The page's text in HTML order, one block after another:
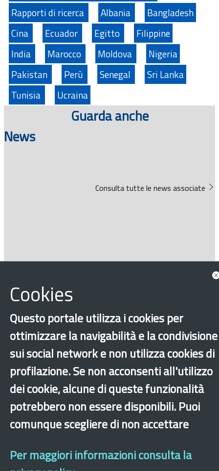
Rapporti di ricerca
Albania
Bangladesh
Cina
Ecuador Egitto
Filippine
India
Marocco Moldova
Nigeria
Pakistan
Perù Senegal
Sri Lanka
Tunisia
Ucraina
Guarda anche
News
Consulta tutte le news associate
Cookies
Questo portale utilizza i cookies per
ottimizzare la navigabilità e la condivisione
sui social network e non utilizza cookies di
profilazione. Se non acconsenti all'utilizzo
dei cookie, alcune di queste funzionalità
potrebbero non essere disponibili. Puoi
comunque scegliere di non accettare
Per maggiori informazioni consulta la
Dichiarazione di accessibilità Mappa del sito Legal & Privacy
Contatti
Sito archeologico